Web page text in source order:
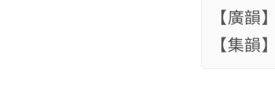
【廣韻】
【集韻】